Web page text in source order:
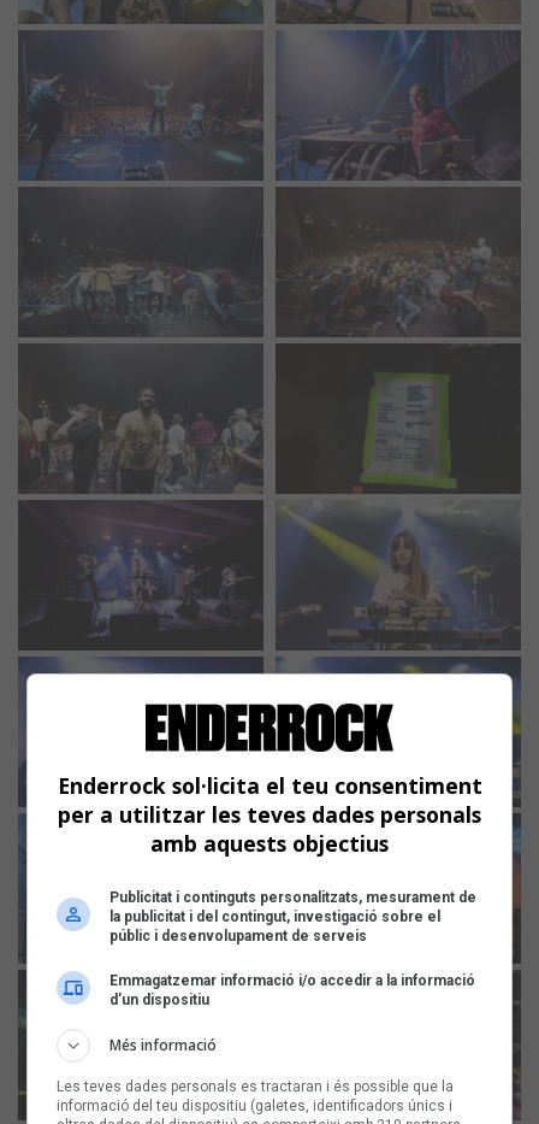
Enderrock sol·licita el teu consentiment
per a utilitzar les teves dades personals
amb aquests objectius
Publicitat i continguts personalitzats, mesurament de
la publicitat i del contingut, investigació sobre el
públic i desenvolupament de serveis
Emmagatzemar informació i/o accedir a la informació
d’un dispositiu
Més informació
Les teves dades personals es tractaran i és possible que la
informació del teu dispositiu (galetes, identificadors únics i